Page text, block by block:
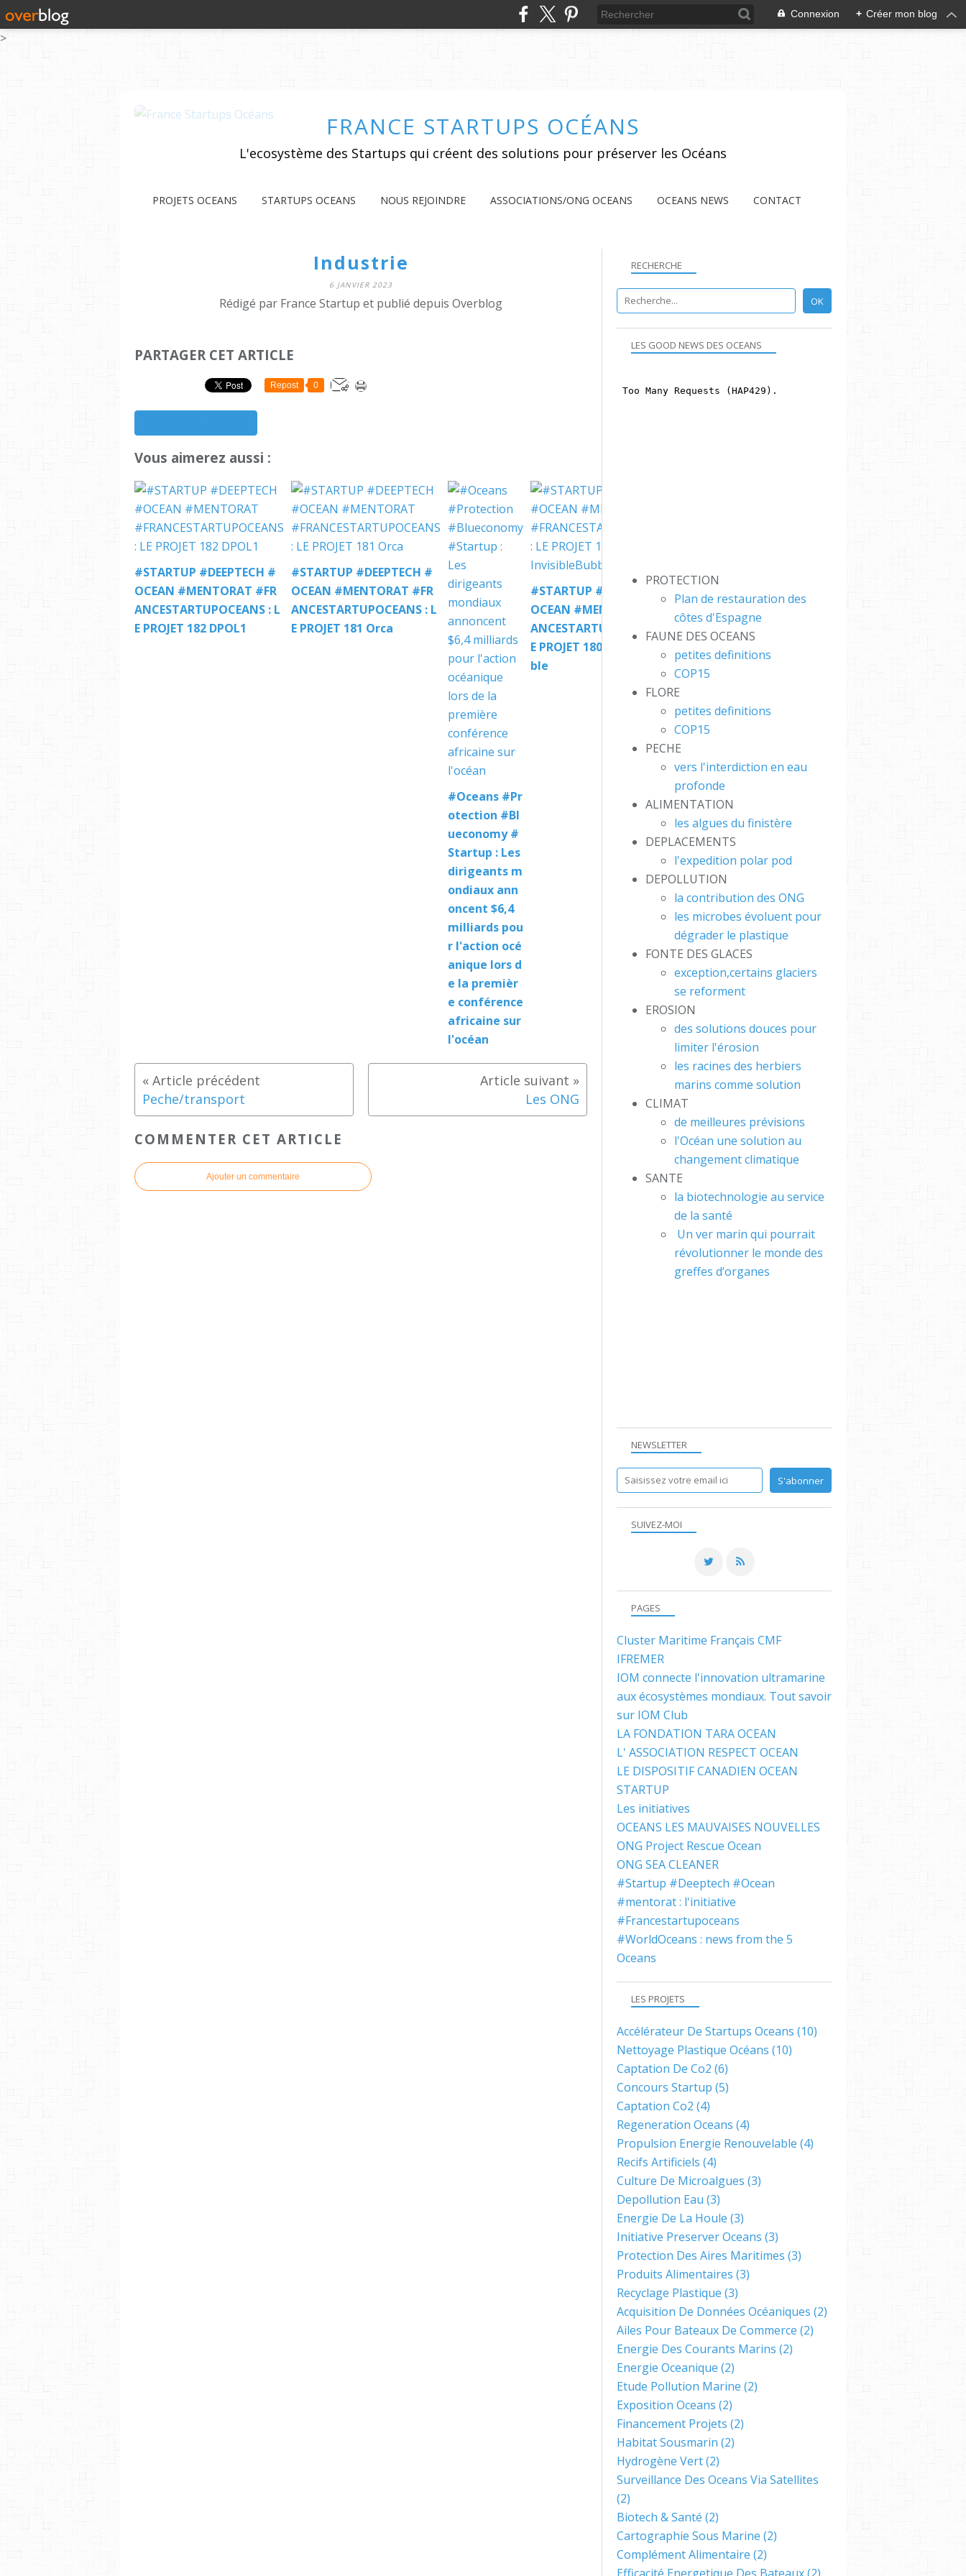
>
Connexion + Créer mon blog
FRANCE STARTUPS OCÉANS
L'ecosystème des Startups qui créent des solutions pour préserver les Océans
PROJETS OCEANS STARTUPS OCEANS NOUS REJOINDRE ASSOCIATIONS/ONG OCEANS OCEANS NEWS CONTACT
Industrie
6 JANVIER 2023
Rédigé par France Startup et publié depuis Overblog
PARTAGER CET ARTICLE
Repost 0
Vous aimerez aussi :
#STARTUP #DEEPTECH #
OCEAN #MENTORAT #FR
ANCESTARTUPOCEANS : L
E PROJET 182 DPOL1
#STARTUP #DEEPTECH #
OCEAN #MENTORAT #FR
ANCESTARTUPOCEANS : L
E PROJET 181 Orca
#Oceans #Pr
otection #Bl
ueconomy #
Startup : Les
dirigeants m
ondiaux ann
oncent $6,4
milliards pou
r l'action océ
anique lors d
e la premièr
e conférence
africaine sur
l'océan
#STARTUP #DEEPTECH #
OCEAN #MENTORAT #FR
ANCESTARTUPOCEANS : L
E PROJET 180 InvisibleBub
ble
Peche/transport Les ONG
COMMENTER CET ARTICLE
Ajouter un commentaire
NEWSLETTER
SUIVEZ-MOI
RECHERCHE
PAGES
Cluster Maritime Français CMF
IFREMER
IOM connecte l'innovation ultramarine
aux écosystèmes mondiaux. Tout savoir
sur IOM Club
LA FONDATION TARA OCEAN
L' ASSOCIATION RESPECT OCEAN
LE DISPOSITIF CANADIEN OCEAN
STARTUP
Les initiatives
OCEANS LES MAUVAISES NOUVELLES
ONG Project Rescue Ocean
ONG SEA CLEANER
#Startup #Deeptech #Ocean
#mentorat : l'initiative
#Francestartupoceans
#WorldOceans : news from the 5
Oceans
LES PROJETS
Accélérateur De Startups Oceans (10)
Nettoyage Plastique Océans (10)
Captation De Co2 (6)
Concours Startup (5)
Captation Co2 (4)
Regeneration Oceans (4)
Propulsion Energie Renouvelable (4)
Recifs Artificiels (4)
Culture De Microalgues (3)
Depollution Eau (3)
Energie De La Houle (3)
Initiative Preserver Oceans (3)
Protection Des Aires Maritimes (3)
Produits Alimentaires (3)
Recyclage Plastique (3)
Acquisition De Données Océaniques (2)
Ailes Pour Bateaux De Commerce (2)
Energie Des Courants Marins (2)
Energie Oceanique (2)
Etude Pollution Marine (2)
Exposition Oceans (2)
Financement Projets (2)
Habitat Sousmarin (2)
Hydrogène Vert(2)
Surveillance Des Oceans Via Satellites
(2)
Biotech & Santé (2)
Cartographie Sous Marine (2)
Complément Alimentaire (2)
LES GOOD NEWS DES OCEANS
PROTECTION
Plan de restauration des
côtes d'Espagne
FAUNE DES OCEANS
petites definitions
COP15
FLORE
petites definitions
COP15
PECHE
vers l'interdiction en eau
profonde
ALIMENTATION
les algues du finistère
DEPLACEMENTS
l'expedition polar pod
DEPOLLUTION
la contribution des ONG
les microbes évoluent pour
dégrader le plastique
FONTE DES GLACES
exception,certains glaciers
se reforment
EROSION
des solutions douces pour
limiter l'érosion
les racines des herbiers
marins comme solution
CLIMAT
de meilleures prévisions
l'Océan une solution au
changement climatique
SANTE
la biotechnologie au service
de la santé
Un ver marin qui pourrait
révolutionner le monde des
greffes d’organes